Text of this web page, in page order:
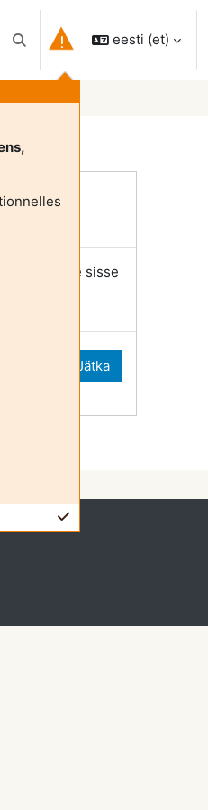
Lülitab otsingu sisendi
eesti ‎(et)‎
logige sisse
Jätka